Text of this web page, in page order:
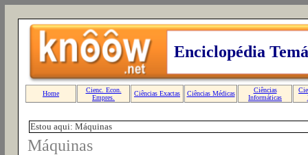
Estou aqui: Máquinas
Máquinas